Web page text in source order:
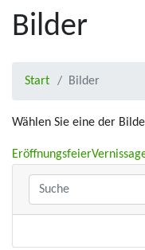
Bilder
Start Bilder
Wählen Sie eine der
Eröffnungsfeier